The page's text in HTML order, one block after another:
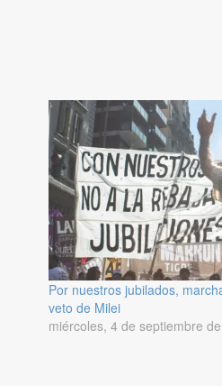
Por nuestros jubilados,
veto de Milei
miércoles, 4 de septiembre